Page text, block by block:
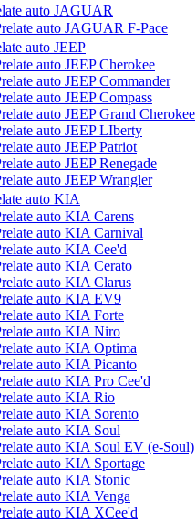
auto JAGUAR
auto JAGUAR F-Pace
auto JEEP
auto JEEP Cherokee
auto JEEP Commander
auto JEEP Compass
auto JEEP Grand Cherokee
auto JEEP LIberty
auto JEEP Patriot
auto JEEP Renegade
auto JEEP Wrangler
auto KIA
auto KIA Carens
auto KIA Carnival
auto KIA Cee'd
auto KIA Cerato
auto KIA Clarus
auto KIA EV9
auto KIA Forte
auto KIA Niro
auto KIA Optima
auto KIA Picanto
auto KIA Pro Cee'd
auto KIA Rio
auto KIA Sorento
auto KIA Soul
auto KIA Soul EV (e-Soul)
auto KIA Sportage
auto KIA Stonic
auto KIA Venga
auto KIA XCee'd